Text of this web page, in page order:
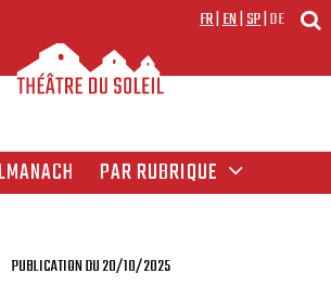
FR|EN|SP|DE
PAR RUBRIQUE
PUBLICATION DU 20/10/2025